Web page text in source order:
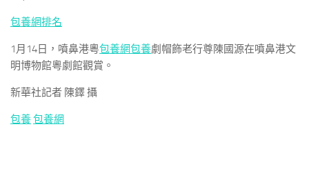
包養網排名
1月14日，噴鼻港粵包養網包養劇帽飾老行尊陳國源在噴鼻港文
明博物館粵劇館觀賞。
新華社記者 陳鐸 攝
包養包養網